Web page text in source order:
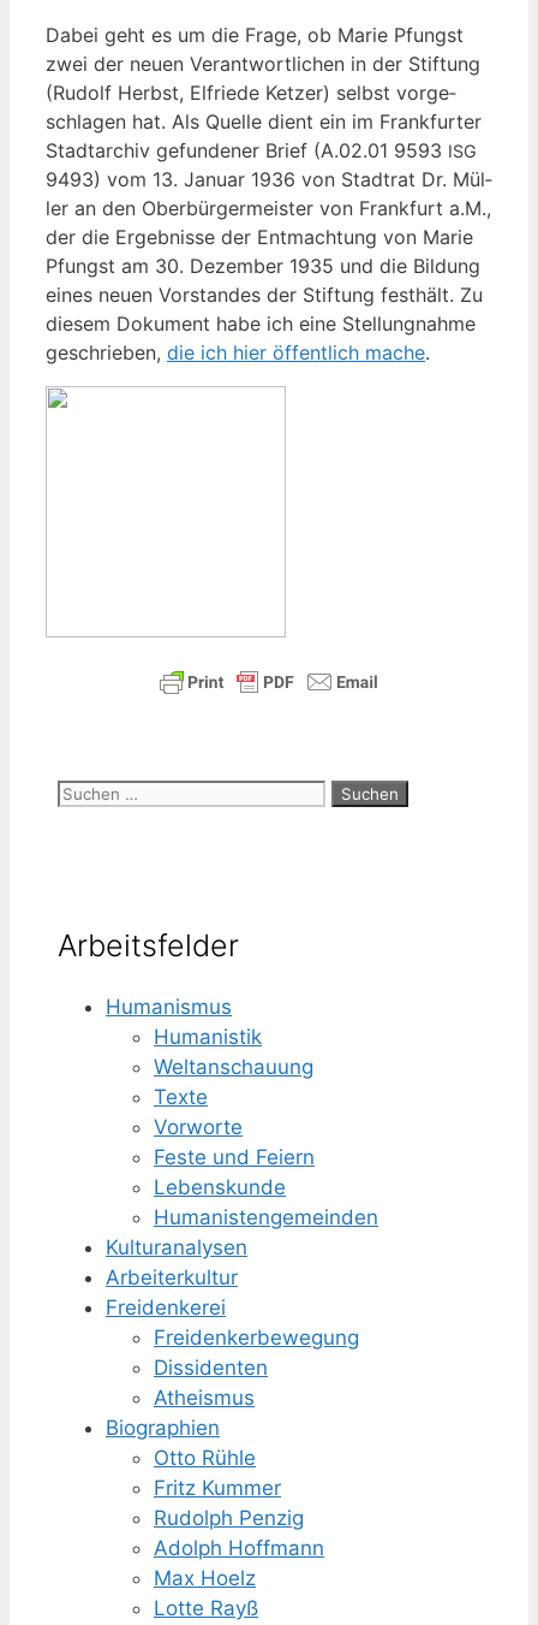
Dabei geht es um die Fra­ge, ob Marie Pfungst
zwei der neu­en Ver­ant­wort­li­chen in der Stif­tung
(Rudolf Herbst, Elfrie­de Ket­zer) selbst vor­ge­
schla­gen hat. Als Quel­le dient ein im Frank­fur­ter
Stadt­ar­chiv gefun­de­ner Brief (A.02.01 9593 ISG
9493) vom 13. Janu­ar 1936 von Stadt­rat Dr. Mül­
ler an den Ober­bür­ger­meis­ter von Frank­furt a.M.,
der die Ergeb­nis­se der Ent­mach­tung von Marie
Pfungst am 30. Dezem­ber 1935 und die Bil­dung
eines neu­en Vor­stan­des der Stif­tung fest­hält. Zu
die­sem Doku­ment habe ich eine Stel­lung­nah­me
geschrie­ben, die ich hier öffent­lich mache.
Suchen
Arbeitsfelder
Humanismus
Humanistik
Weltanschauung
Texte
Vorworte
Feste und Feiern
Lebenskunde
Humanisten­gemeinden
Kulturanalysen
Arbeiterkultur
Freidenkerei
Freidenker­bewegung
Dissidenten
Atheismus
Biographien
Otto Rühle
Fritz Kummer
Rudolph Penzig
Adolph Hoffmann
Max Hoelz
Lotte Rayß